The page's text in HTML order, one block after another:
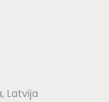
Latvija